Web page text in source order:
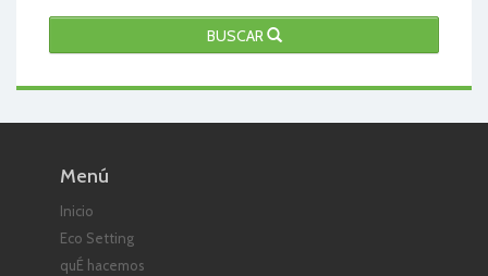
BUSCAR
Menú
Inicio
Eco Setting
quÉ hacemos